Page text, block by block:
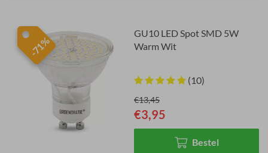
-71%
GU10 LED Spot SMD 5W
Warm Wit
(10)
€13,45
€3,95
Bestel